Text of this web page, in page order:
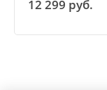
12 299 руб.